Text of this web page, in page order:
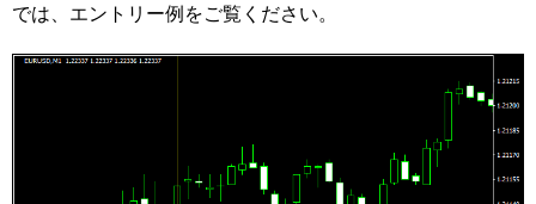
では、エントリー例をご覧ください。